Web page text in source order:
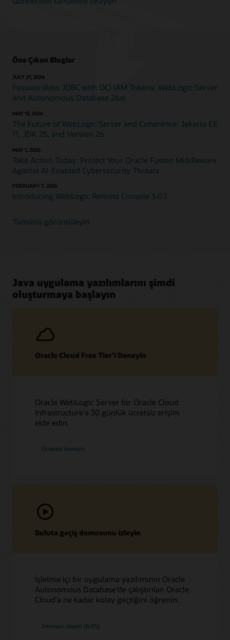
Öne Çıkan Bloglar
JULY 27, 2026
Passwordless JDBC with OCI IAM Tokens: WebLogic Server
and Autonomous Database 26ai
MAY 13, 2026
The Future of WebLogic Server and Coherence: Jakarta EE
11, JDK 25, and Version 26
MAY 1, 2026
Take Action Today: Protect Your Oracle Fusion Middleware
Against AI-Enabled Cybersecurity Threats
FEBRUARY 7, 2026
Introducing WebLogic Remote Console 3.0.1
Tümünü görüntüleyin
Java uygulama yazılımlarını şimdi
oluşturmaya başlayın
Oracle Cloud Free Tier'i Deneyin
Oracle WebLogic Server for Oracle Cloud
Infrastructure'a 30 günlük ücretsiz erişim
elde edin.
Ücretsiz deneyin
Buluta geçiş demosunu izleyin
İşletme içi bir uygulama yazılımının Oracle
Autonomous Database'de çalıştırılan Oracle
Cloud'a ne kadar kolay geçtiğini öğrenin.
Demoyu izleyin (8:05)